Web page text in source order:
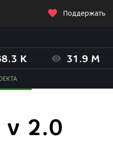
Поддержать
K 31.9 M
v 2.0